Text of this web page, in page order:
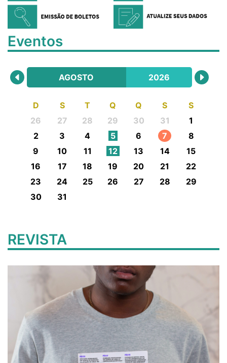
Eventos
AGOSTO 2026
D S T Q Q S
S
26
27 28 29 30 31
1
2
3 4 5 6 7
8
9
10 11 12 13 14
15
16
17 18 19 20 21
22
23
24 25 26 27 28
29
30
31
REVISTA